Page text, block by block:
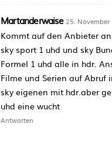
Martanderwaise 25.
Kommt auf den Anbieter
sky sport 1 uhd und sky
Formel 1 uhd alle in hdr.
Filme und Serien auf Abruf
sky eigenen mit hdr.aber
uhd eine wucht
Antworten